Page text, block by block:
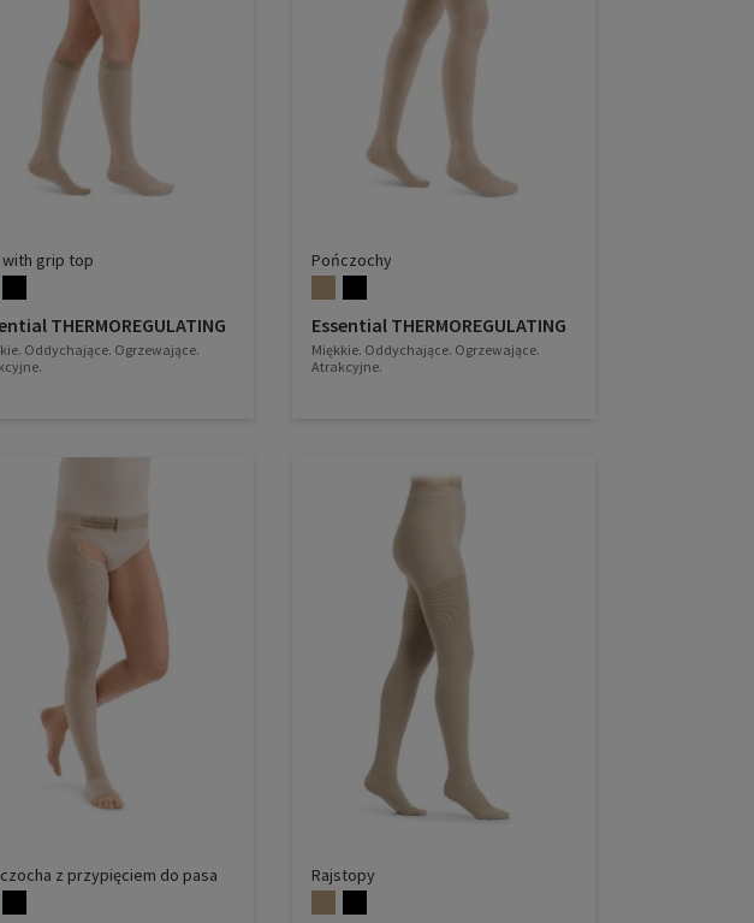
with grip top
THERMOREGULATING
Oddychające. Ogrzewające.
Pończochy
Essential THERMOREGULATING
Miękkie. Oddychające. Ogrzewające.
Atrakcyjne.
z przypięciem do pasa Rajstopy